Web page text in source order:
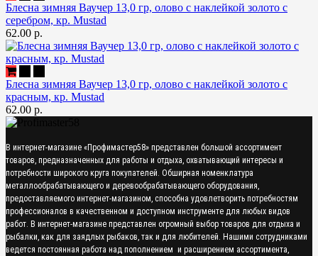
Блесна зимняя Ваучер 13,0 гр, олово с наклейкой золото с
серебром, кр. Mustad
62.00 р.
Блесна зимняя Ваучер 13,0 гр, олово с наклейкой золото с
красным, кр. Mustad
62.00 р.
В интернет-магазине «Профимастер58» представлен большой ассортимент
товаров, предназначенных для работы и отдыха, охватывающий интересы и
потребности широкого круга покупателей. Обширная номенклатура
металлообрабатывающего и деревообрабатывающего оборудования,
предоставляемого интернет-магазином, способна удовлетворить потребностям
профессионалов в качественном и доступном инструменте для любых видов
работ. В интернет-магазине представлен огромный выбор товаров для отдыха и
рыбалки, как для заядлых рыбаков, так и для любителей. Нашими сотрудниками
ведется постоянная работа над пополнением и расширением ассортимента,